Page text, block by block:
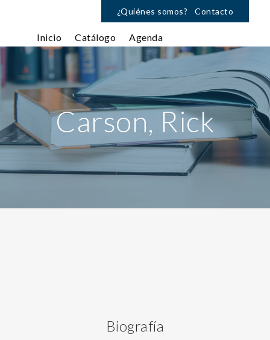
¿Quiénes somos? Contacto
Inicio Catálogo Agenda
Carson, Rick
Biografía